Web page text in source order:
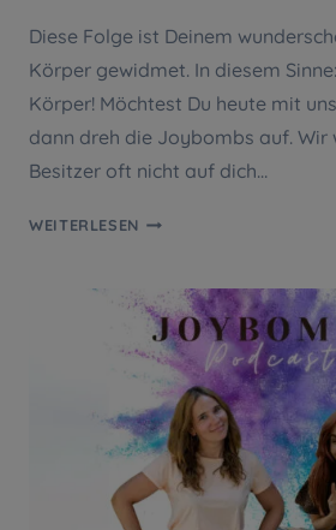
Diese Folge ist Deinem
Körper gewidmet. In diesem
Körper! Möchtest Du heute mit
dann dreh die Joybombs auf. Wir
Besitzer oft nicht auf dich…
WEITERLESEN #31